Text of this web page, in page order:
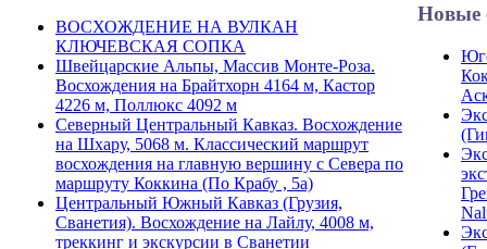
ВОСХОЖДЕНИЕ НА ВУЛКАН
КЛЮЧЕВСКАЯ СОПКА
Швейцарские Альпы, Массив Монте-Роза.
Восхождения на Брайтхорн 4164 м, Кастор
4226 м, Поллюкс 4092 м
Северный Центральный Кавказ. Восхождение
на Шхару, 5068 м. Классический маршрут
восхождения на главную вершину с Севера по
маршруту Коккина (По Крабу , 5а)
Центральный Южный Кавказ (Грузия,
Сванетия). Восхождение на Лайлу, 4008 м,
треккинг и экскурсии в Сванетии
Новые